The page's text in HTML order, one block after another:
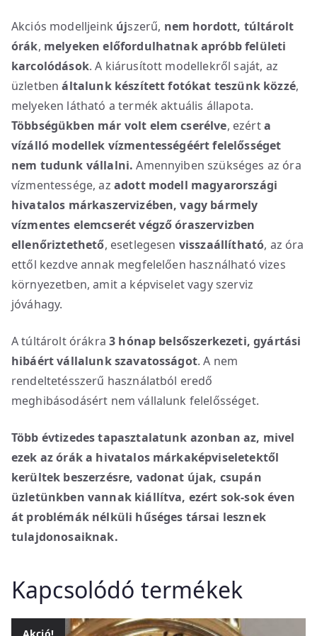
Akciós modelljeink újszerű, nem hordott, túltárolt
órák, melyeken előfordulhatnak apróbb felületi
karcolódások. A kiárusított modellekről saját, az
üzletbenáltalunk készített fotókat teszünk közzé,
melyeken látható a termék aktuális állapota.
Többségükben már volt elem cserélve, ezérta
vízálló modellek vízmentességéért felelősséget
nem tudunk vállalni. Amennyiben szükséges az óra
vízmentessége, az adott modell magyarországi
hivatalos márkaszervizében, vagy bármely
vízmentes elemcserét végző óraszervizben
ellenőriztethető, esetlegesen visszaállítható, az óra
ettől kezdve annak megfelelően használható vizes
környezetben, amit a képviselet vagy szerviz
jóváhagy.
A túltárolt órákra3 hónap belsőszerkezeti, gyártási
hibáért vállalunk szavatosságot. A nem
rendeltetésszerű használatból eredő
meghibásodásért nem vállalunk felelősséget.
Több évtizedes tapasztalatunk azonban az, mivel
ezek az órák a hivatalos márkaképviseletektől
kerültek beszerzésre, vadonat újak, csupán
üzletünkben vannak kiállítva, ezért sok-sok éven
át problémák nélküli hűséges társai lesznek
tulajdonosaiknak.
Kapcsolódó termékek
Akció!